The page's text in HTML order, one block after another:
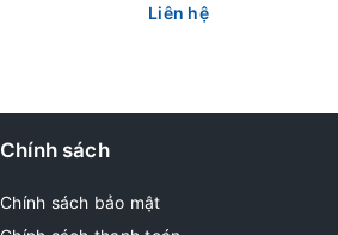
Liên hệ
Chính sách
Chính sách bảo mật